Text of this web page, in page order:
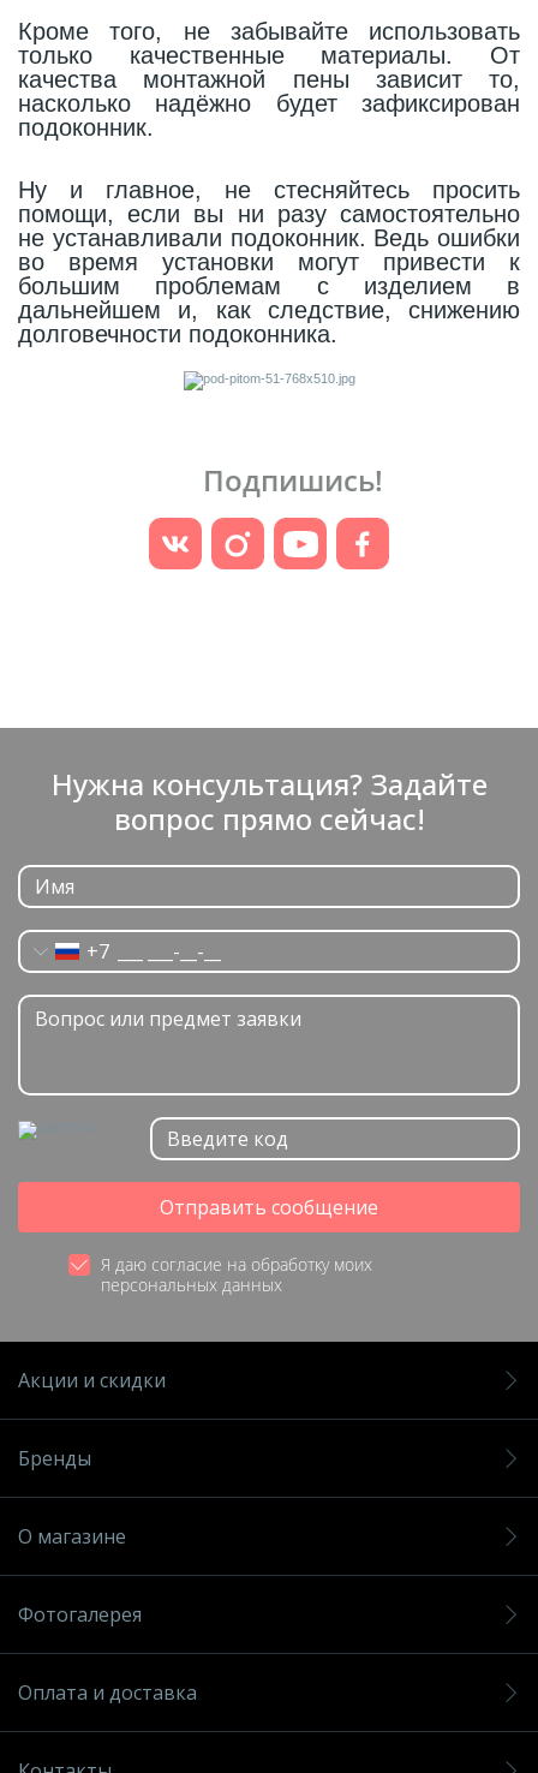
Кроме того, не забывайте использовать
только качественные материалы. От
качества монтажной пены зависит то,
насколько надёжно будет зафиксирован
подоконник.
Ну и главное, не стесняйтесь просить
помощи, если вы ни разу самостоятельно
не устанавливали подоконник. Ведь ошибки
во время установки могут привести к
большим проблемам с изделием в
дальнейшем и, как следствие, снижению
долговечности подоконника.
Подпишись!
Нужна консультация? Задайте
вопрос прямо сейчас!
+7
Отправить сообщение
Я даю согласие на обработку моих
персональных данных
Акции и скидки
Бренды
О магазине
Фотогалерея
Оплата и доставка